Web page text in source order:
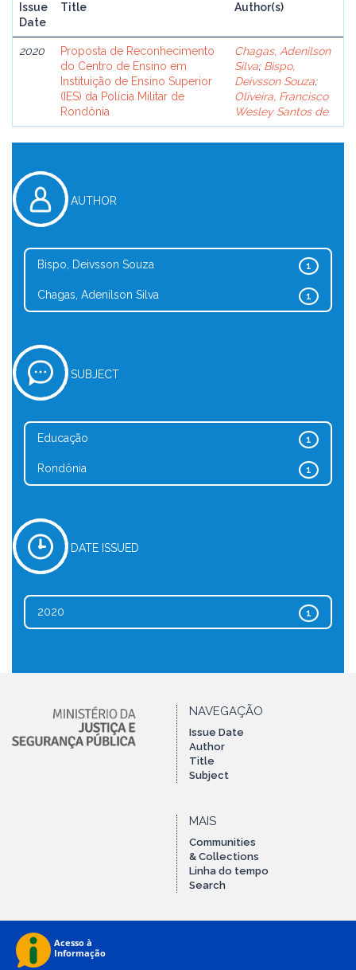
Issue
Date
Title Author(s)
2020
Proposta de Reconhecimento
do Centro de Ensino em
Instituição de Ensino Superior
(IES) da Polícia Militar de
Rondônia
Chagas, Adenilson
Silva; Bispo,
Deivsson Souza;
Oliveira, Francisco
Wesley Santos de
AUTHOR
1
Bispo, Deivsson Souza
1
Chagas, Adenilson Silva
SUBJECT
1
Educação
1
Rondônia
DATE ISSUED
1
2020
NAVEGAÇÃO
Issue Date
Author
Title
Subject
MAIS
Communities
& Collections
Linha do tempo
Search